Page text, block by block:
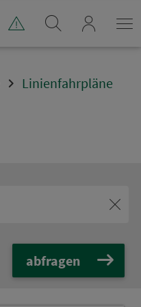
Linienfahrpläne
abfragen